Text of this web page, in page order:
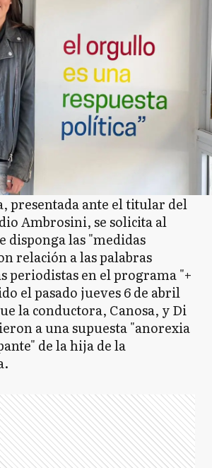
presentada ante el titular del
Ambrosini, se solicita al
disponga las "medidas
relación a las palabras
periodistas en el programa "+
el pasado jueves 6 de abril
la conductora, Canosa, y Di
a una supuesta "anorexia
de la hija de la